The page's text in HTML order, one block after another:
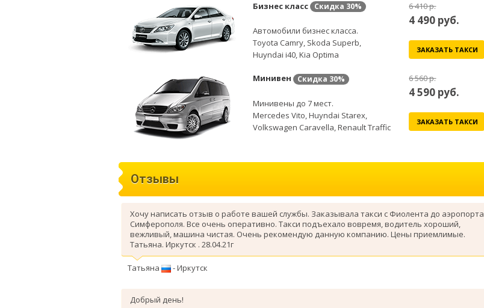
Бизнес класс Скидка 30%
Автомобили бизнес класса.
Toyota Camry, Skoda Superb,
Huyndai i40, Kia Optima
6 410 р.
4 490 руб.
ЗАКАЗАТЬ ТАКСИ
Минивен Скидка 30%
Минивены до 7 мест.
Mercedes Vito, Huyndai Starex,
Volkswagen Caravella, Renault Traffic
6 560 р.
4 590 руб.
ЗАКАЗАТЬ ТАКСИ
Отзывы
Хочу написать отзыв о работе вашей службы. Заказывала такси с Фиолента до аэропорта
Симферополя. Все очень оперативно. Такси подъехало вовремя, водитель хороший,
вежливый, машина чистая. Очень рекомендую данную компанию. Цены приемлимые.
Татьяна. Иркутск . 28.04.21г
Татьяна - Иркутск
Добрый день!